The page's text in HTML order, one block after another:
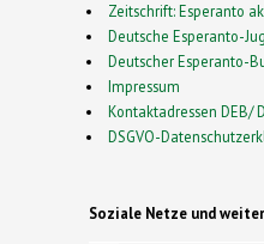
Zeitschrift: Esperanto
Deutsche Esperanto-
Deutscher Esperanto-
Impressum
Kontaktadressen DEB/
DSGVO-
Soziale Netze und